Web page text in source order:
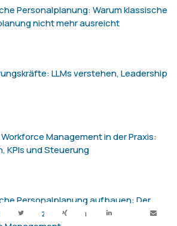
Personalplanung: Warum klassische
nicht mehr ausreicht
LLMs verstehen, Leadership
Management in der Praxis:
KPIs und Steuerung
Personalplanung aufbauen: Der
Weg zu echtem Strategic